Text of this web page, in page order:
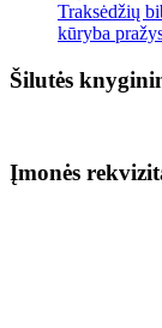
Traksėdžių
kūryba
Šilutės
Įmonės